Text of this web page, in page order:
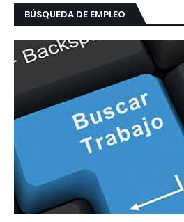
BÚSQUEDA DE EMPLEO